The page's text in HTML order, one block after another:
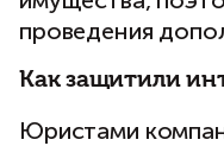
проведения
Как защитили
Юристами